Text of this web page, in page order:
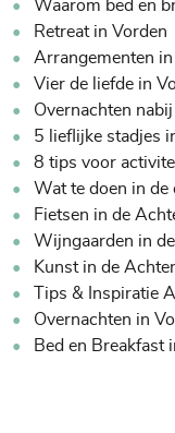
Waarom bed en
Retreat in Vorden
Arrangementen in
Vier de liefde in
Overnachten
5 lieflijke stadjes
8 tips voor
Wat te doen in de
Fietsen in de
Wijngaarden in
Kunst in de
Tips & Inspiratie
Overnachten in
Bed en Breakfast